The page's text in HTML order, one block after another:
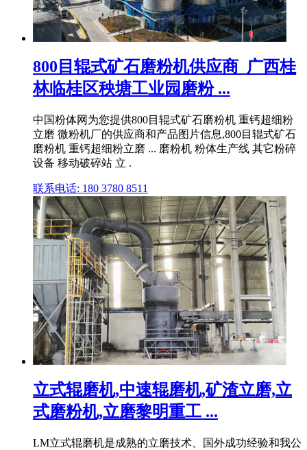
800目辊式矿石磨粉机供应商_广西桂
林临桂区秧塘工业园磨粉 ...
中国粉体网为您提供800目辊式矿石磨粉机 重钙超细粉
立磨 微粉机厂的供应商和产品图片信息,800目辊式矿石
磨粉机 重钙超细粉立磨 ... 磨粉机 粉体生产线 其它粉碎
设备 移动破碎站 立 .
联系电话: 180 3780 8511
立式辊磨机,中速辊磨机,矿渣立磨,立
式磨粉机,立磨黎明重工 ...
LM立式辊磨机是成熟的立磨技术、国外成功经验和我公